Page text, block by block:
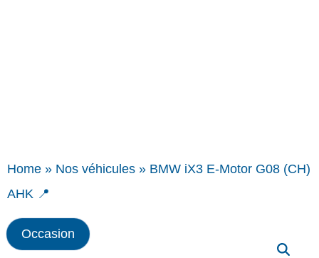
Home » Nos véhicules » BMW iX3 E-Motor G08 (CH)
AHK 📍
Occasion